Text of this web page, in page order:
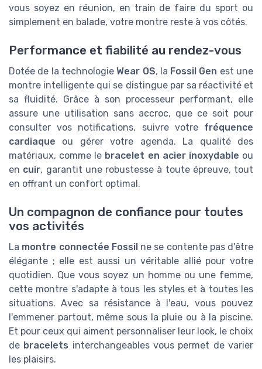
vous soyez en réunion, en train de faire du sport ou
simplement en balade, votre montre reste à vos côtés.
Performance et fiabilité au rendez-vous
Dotée de la technologieWear OS, la Fossil Gen est une
montre intelligente qui se distingue par sa réactivité et
sa fluidité. Grâce à son processeur performant, elle
assure une utilisation sans accroc, que ce soit pour
consulter vos notifications, suivre votre fréquence
cardiaque ou gérer votre agenda. La qualité des
matériaux, comme le bracelet en acier inoxydable ou
en cuir, garantit une robustesse à toute épreuve, tout
en offrant un confort optimal.
Un compagnon de confiance pour toutes
vos activités
La montre connectée Fossil ne se contente pas d'être
élégante ; elle est aussi un véritable allié pour votre
quotidien. Que vous soyez un homme ou une femme,
cette montre s'adapte à tous les styles et à toutes les
situations. Avec sa résistance à l'eau, vous pouvez
l'emmener partout, même sous la pluie ou à la piscine.
Et pour ceux qui aiment personnaliser leur look, le choix
de bracelets interchangeables vous permet de varier
les plaisirs.